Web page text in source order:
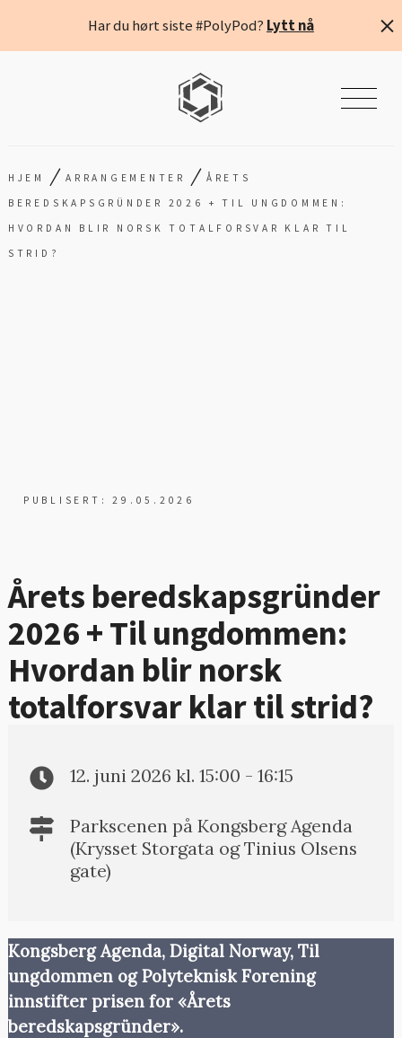
Har du hørt siste #PolyPod? Lytt nå
HJEM /ARRANGEMENTER / ÅRETS
BEREDSKAPSGRÜNDER 2026 + TIL UNGDOMMEN:
HVORDAN BLIR NORSK TOTALFORSVAR KLAR TIL
STRID?
PUBLISERT: 29.05.2026
Årets beredskapsgründer
2026 + Til ungdommen:
Hvordan blir norsk
totalforsvar klar til strid?
12. juni 2026 kl. 15:00 - 16:15
Parkscenen på Kongsberg Agenda
(Krysset Storgata og Tinius Olsens
gate)
Kongsberg Agenda, Digital Norway, Til
ungdommen og Polyteknisk Forening
innstifter prisen for «Årets
beredskapsgründer».